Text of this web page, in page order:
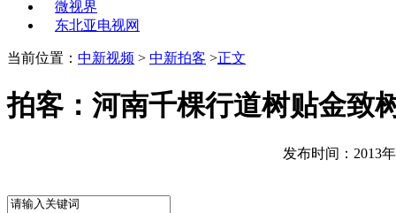
微视界
东北亚电视网
当前位置： 中新视频 > 中新拍客 >正文
拍客：河南千棵行道树贴金致
发布时间：2013